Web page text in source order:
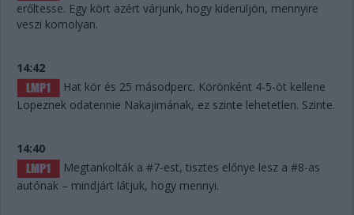
erőltesse. Egy kört azért várjunk, hogy kiderüljön, mennyire
veszi komolyan.
14:42
Hat kör és 25 másodperc. Körönként 4-5-öt kellene
Lopeznek odatennie Nakajimának, ez szinte lehetetlen. Szinte.
14:40
Megtankolták a #7-est, tisztes előnye lesz a #8-as
autónak – mindjárt látjuk, hogy mennyi.